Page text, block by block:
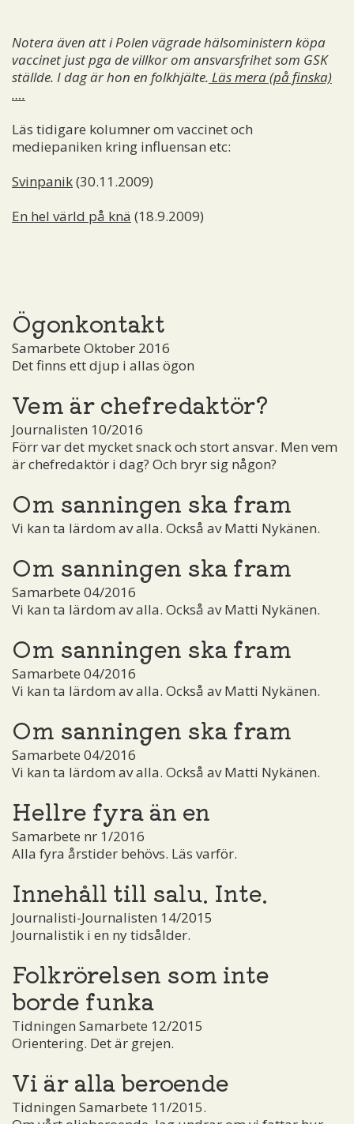
Notera även att i Polen vägrade hälsoministern köpa
vaccinet just pga de villkor om ansvarsfrihet som GSK
ställde. I dag är hon en folkhjälte. Läs mera (på finska)
….
Läs tidigare kolumner om vaccinet och
mediepaniken kring influensan etc:
Svinpanik(30.11.2009)
En hel värld på knä (18.9.2009)
Ögonkontakt
Samarbete Oktober 2016
Det finns ett djup i allas ögon
Vem är chefredaktör?
Journalisten 10/2016
Förr var det mycket snack och stort ansvar. Men vem
är chefredaktör i dag? Och bryr sig någon?
Om sanningen ska fram
Vi kan ta lärdom av alla. Också av Matti Nykänen.
Om sanningen ska fram
Samarbete 04/2016
Vi kan ta lärdom av alla. Också av Matti Nykänen.
Om sanningen ska fram
Samarbete 04/2016
Vi kan ta lärdom av alla. Också av Matti Nykänen.
Om sanningen ska fram
Samarbete 04/2016
Vi kan ta lärdom av alla. Också av Matti Nykänen.
Hellre fyra än en
Samarbete nr 1/2016
Alla fyra årstider behövs. Läs varför.
Innehåll till salu. Inte.
Journalisti-Journalisten 14/2015
Journalistik i en ny tidsålder.
Folkrörelsen som inte
borde funka
Tidningen Samarbete 12/2015
Orientering. Det är grejen.
Vi är alla beroende
Tidningen Samarbete 11/2015.